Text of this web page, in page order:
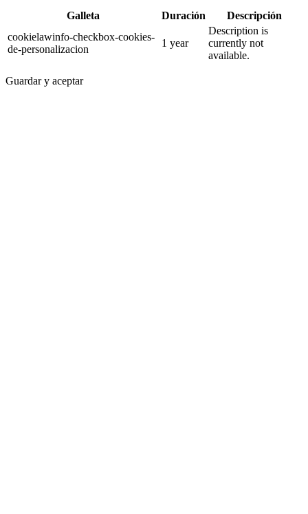
Galleta Duración
Descripción
cookielawinfo-checkbox-cookies-
de-personalizacion
1 year
Description is
currently not
available.
Guardar y aceptar